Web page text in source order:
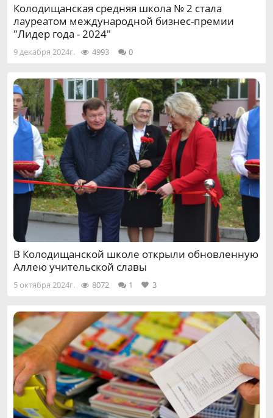
Колодищанская средняя школа № 2 стала
лауреатом международной бизнес-премии
"Лидер года - 2024"
9 декабря 2024г. 4993 0
В Колодищанской школе открыли обновленную
Аллею учительской славы
5 октября 2024г. 8072 1 3